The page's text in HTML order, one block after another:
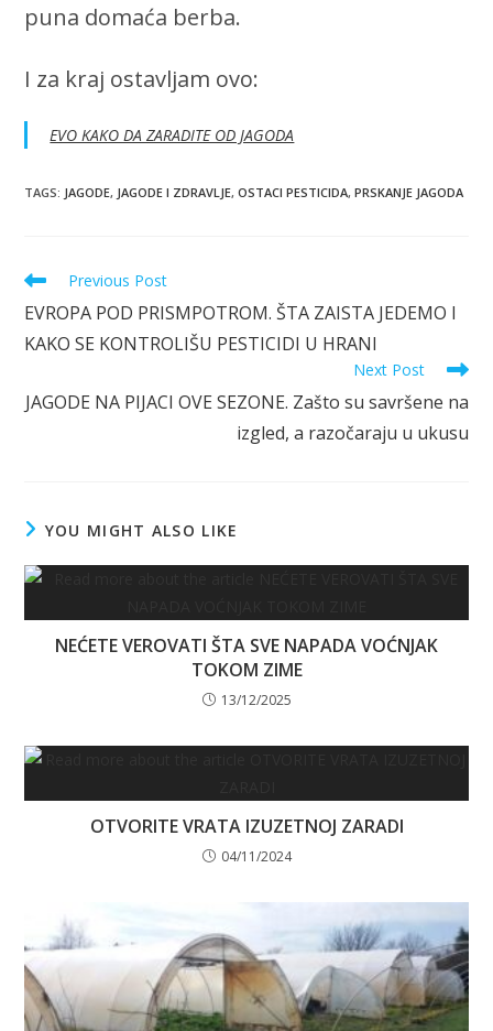
puna domaća berba.
I za kraj ostavljam ovo:
EVO KAKO DA ZARADITE OD JAGODA
TAGS: JAGODE, JAGODE I ZDRAVLJE, OSTACI PESTICIDA, PRSKANJE JAGODA
Read
articles
Previous Post
EVROPA POD PRISMPOTROM. ŠTA ZAISTA JEDEMO I
KAKO SE KONTROLIŠU PESTICIDI U HRANI
Next Post
JAGODE NA PIJACI OVE SEZONE. Zašto su savršene na
izgled, a razočaraju u ukusu
YOU MIGHT ALSO LIKE
NEĆETE VEROVATI ŠTA SVE NAPADA VOĆNJAK
TOKOM ZIME
13/12/2025
OTVORITE VRATA IZUZETNOJ ZARADI
04/11/2024